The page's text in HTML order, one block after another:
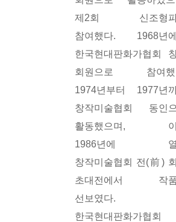
제2회 신조형파
참여했다. 1968년
한국현대판화가협회
회원으로 참여했
1974년부터 1977년
창작미술협회 동인
활동했으며, 이
1986년에 열
창작미술협회 전(前)
초대전에서 작품
선보였다.
한국현대판화가협회